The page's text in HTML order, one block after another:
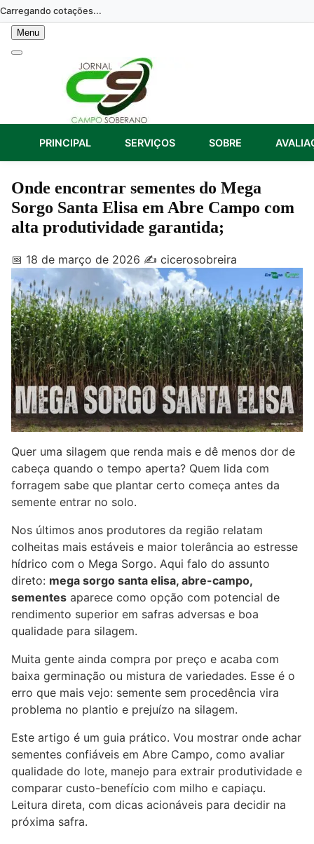
Skip
to
content
Carregando cotações...
Menu
PRINCIPAL SERVIÇOS SOBRE
Onde encontrar sementes do Mega
Sorgo Santa Elisa em Abre Campo com
alta produtividade garantida;
📅 18 de março de 2026 ✍️ cicerosobreira
Quer uma silagem que renda mais e dê menos dor de
cabeça quando o tempo aperta? Quem lida com
forragem sabe que plantar certo começa antes da
semente entrar no solo.
Nos últimos anos produtores da região relatam
colheitas mais estáveis e maior tolerância ao estresse
hídrico com o Mega Sorgo. Aqui falo do assunto
direto: mega sorgo santa elisa, abre-campo,
sementes aparece como opção com potencial de
rendimento superior em safras adversas e boa
qualidade para silagem.
Muita gente ainda compra por preço e acaba com
baixa germinação ou mistura de variedades. Esse é o
erro que mais vejo: semente sem procedência vira
problema no plantio e prejuízo na silagem.
Este artigo é um guia prático. Vou mostrar onde achar
sementes confiáveis em Abre Campo, como avaliar
qualidade do lote, manejo para extrair produtividade e
comparar custo-benefício com milho e capiaçu.
Leitura direta, com dicas acionáveis para decidir na
próxima safra.